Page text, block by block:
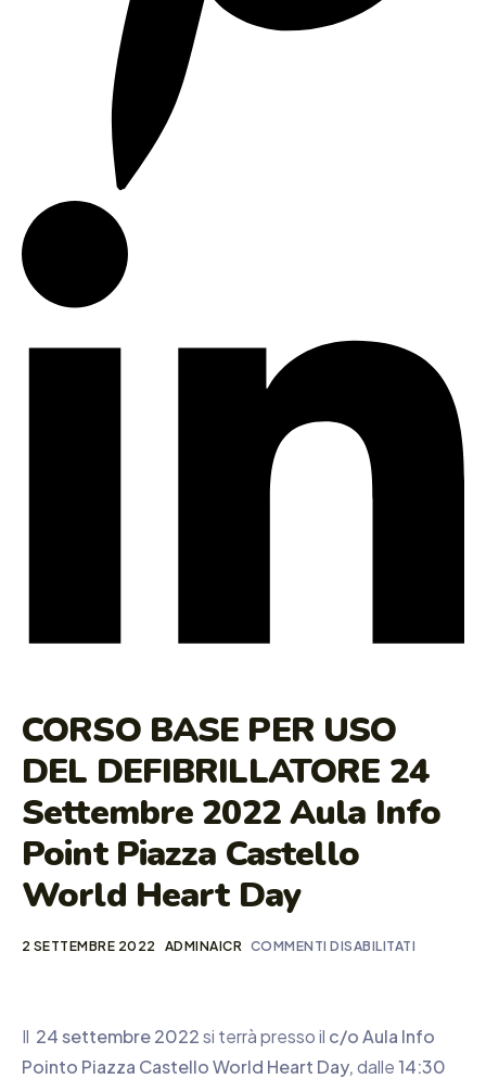
CORSO BASE PER USO
DEL DEFIBRILLATORE 24
Settembre 2022 Aula Info
Point Piazza Castello
World Heart Day
2 SETTEMBRE 2022 ADMINAICR COMMENTI DISABILITATI
Il 24 settembre 2022si terrà presso il c/o Aula Info
Pointo Piazza Castello World Heart Day,dalle14:30